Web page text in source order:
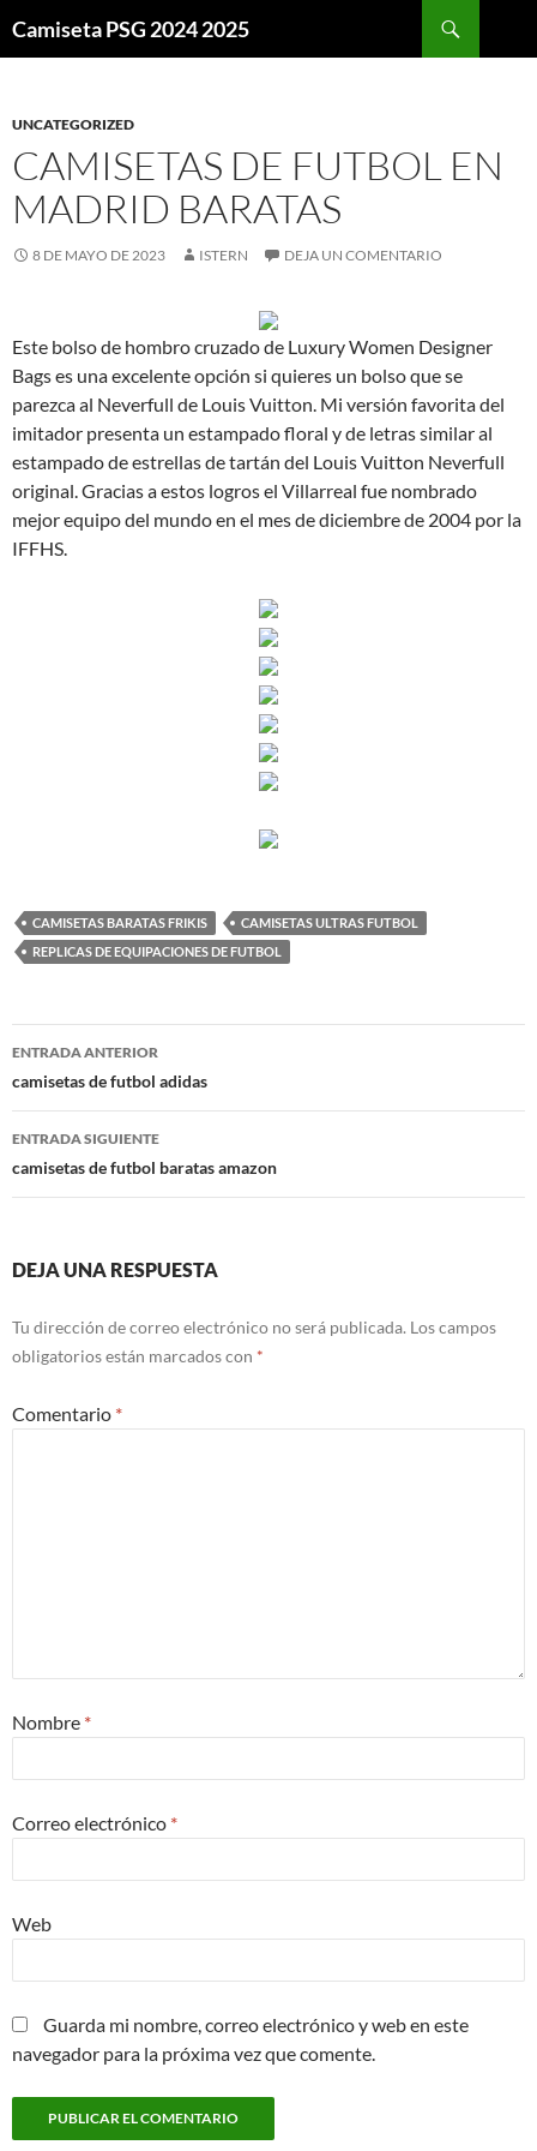
Camiseta PSG 2024 2025
UNCATEGORIZED
CAMISETAS DE FUTBOL EN
MADRID BARATAS
8 DE MAYO DE 2023 ISTERN DEJA UN COMENTARIO
Este bolso de hombro cruzado de Luxury Women Designer
Bags es una excelente opción si quieres un bolso que se
parezca al Neverfull de Louis Vuitton. Mi versión favorita del
imitador presenta un estampado floral y de letras similar al
estampado de estrellas de tartán del Louis Vuitton Neverfull
original. Gracias a estos logros el Villarreal fue nombrado
mejor equipo del mundo en el mes de diciembre de 2004 por la
IFFHS.
CAMISETAS BARATAS FRIKIS
CAMISETAS ULTRAS FUTBOL
REPLICAS DE EQUIPACIONES DE FUTBOL
Navegación
de
entradas
ENTRADA ANTERIOR
camisetas de futbol adidas
ENTRADA SIGUIENTE
camisetas de futbol baratas amazon
DEJA UNA RESPUESTA
Tu dirección de correo electrónico no será publicada. Los campos
obligatorios están marcados con *
Comentario *
Nombre *
Correo electrónico *
Web
Guarda mi nombre, correo electrónico y web en este
navegador para la próxima vez que comente.